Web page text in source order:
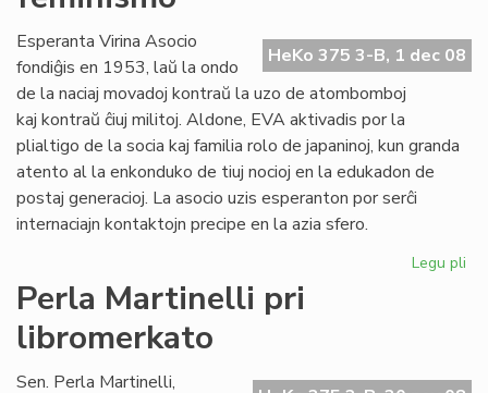
HeKo 375 3-B, 1 dec 08
Esperanta Virina Asocio
fondiĝis en 1953, laŭ la ondo
de la naciaj movadoj kontraŭ la uzo de atombomboj
kaj kontraŭ ĉiuj militoj. Aldone, EVA aktivadis por la
plialtigo de la socia kaj familia rolo de japaninoj, kun granda
atento al la enkonduko de tiuj nocioj en la edukadon de
postaj generacioj. La asocio uzis esperanton por serĉi
internaciajn kontaktojn precipe en la azia sfero.
Legu pli
Perla Martinelli pri
libromerkato
Sen. Perla Martinelli,